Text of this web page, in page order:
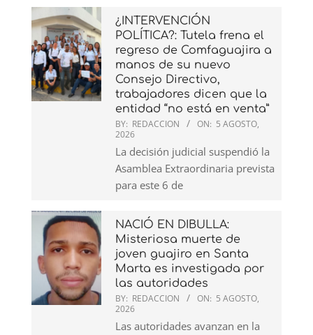
¿INTERVENCIÓN
POLÍTICA?: Tutela frena el
regreso de Comfaguajira a
manos de su nuevo
Consejo Directivo,
trabajadores dicen que la
entidad “no está en venta”
BY: REDACCION ON: 5 AGOSTO,
2026
La decisión judicial suspendió la
Asamblea Extraordinaria prevista
para este 6 de
NACIÓ EN DIBULLA:
Misteriosa muerte de
joven guajiro en Santa
Marta es investigada por
las autoridades
BY: REDACCION ON: 5 AGOSTO,
2026
Las autoridades avanzan en la